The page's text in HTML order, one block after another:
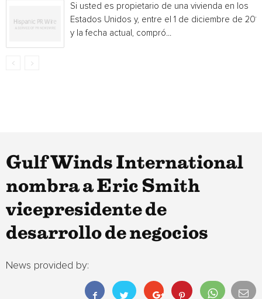
Si usted es propietario de una vivienda en los
Estados Unidos y, entre el 1 de diciembre de
y la fecha actual, compró...
Gulf Winds International
nombra a Eric Smith
vicepresidente de
desarrollo de negocios
News provided by: